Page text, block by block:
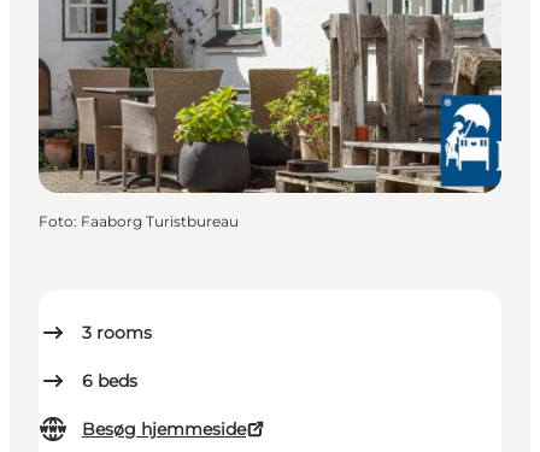
3 rooms
6 beds
Besøg hjemmeside
Foto: Faaborg Turistbureau